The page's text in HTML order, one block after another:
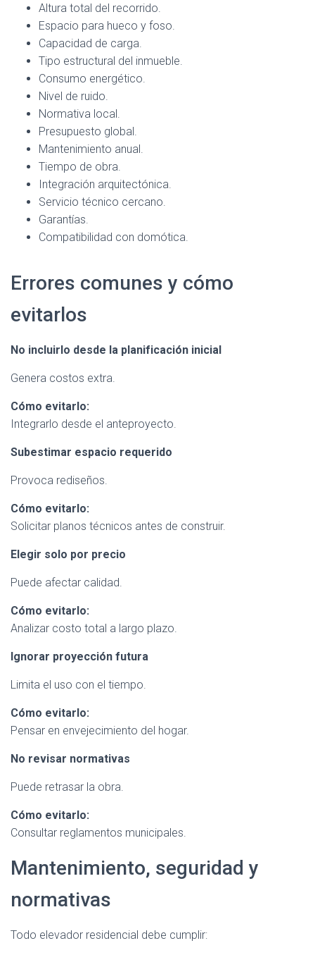
Altura total del recorrido.
Espacio para hueco y foso.
Capacidad de carga.
Tipo estructural del inmueble.
Consumo energético.
Nivel de ruido.
Normativa local.
Presupuesto global.
Mantenimiento anual.
Tiempo de obra.
Integración arquitectónica.
Servicio técnico cercano.
Garantías.
Compatibilidad con domótica.
Errores comunes y cómo
evitarlos
No incluirlo desde la planificación inicial
Genera costos extra.
Cómo evitarlo:
Integrarlo desde el anteproyecto.
Subestimar espacio requerido
Provoca rediseños.
Cómo evitarlo:
Solicitar planos técnicos antes de construir.
Elegir solo por precio
Puede afectar calidad.
Cómo evitarlo:
Analizar costo total a largo plazo.
Ignorar proyección futura
Limita el uso con el tiempo.
Cómo evitarlo:
Pensar en envejecimiento del hogar.
No revisar normativas
Puede retrasar la obra.
Cómo evitarlo:
Consultar reglamentos municipales.
Mantenimiento, seguridad y
normativas
Todo elevador residencial debe cumplir: